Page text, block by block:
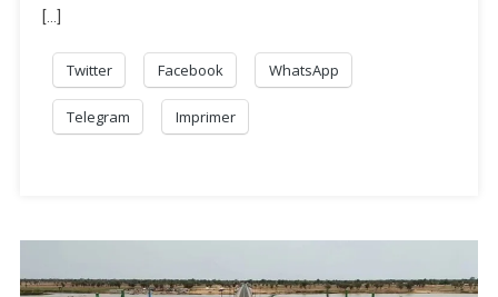
[…]
Twitter Facebook WhatsApp
Telegram Imprimer